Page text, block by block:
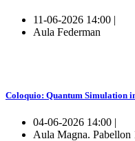
11-06-2026 14:00 |
Aula Federman
Coloquio: Quantum Simulation
04-06-2026 14:00 |
Aula Magna. Pabellon